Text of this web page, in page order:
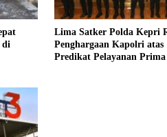
di
Lima Satker Polda Kepri
Penghargaan Kapolri atas
Predikat Pelayanan Prima